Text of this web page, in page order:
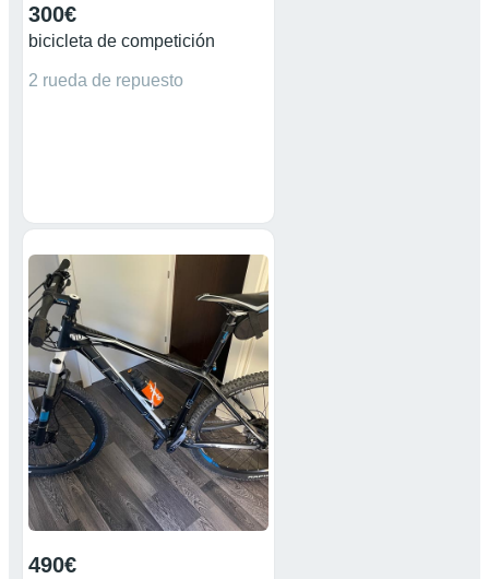
300€
bicicleta de competición
2 rueda de repuesto
490€